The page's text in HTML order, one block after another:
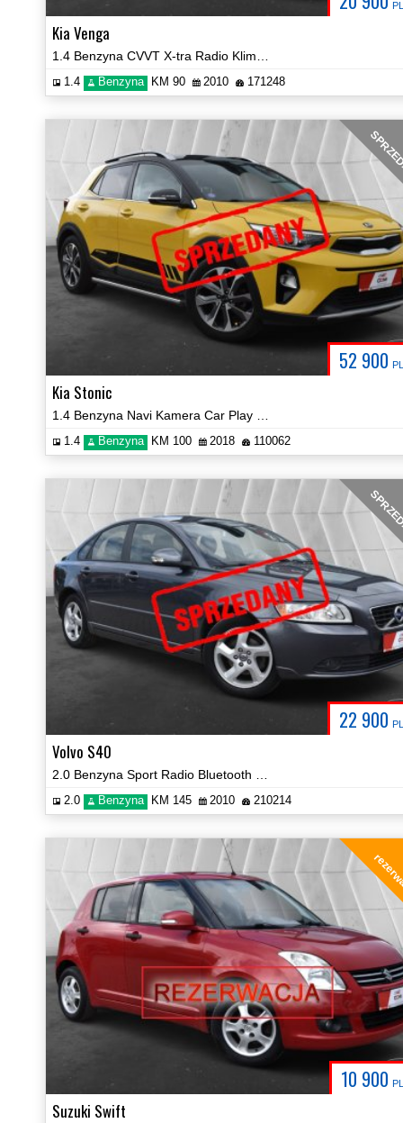
Kia Venga
1.4 Benzyna KM 90 2010 171248
52 900
Kia Stonic
1.4 Benzyna KM 100 2018 110062
22 900
Volvo S40
2.0 Benzyna KM 145 2010 210214
10 900
Suzuki Swift